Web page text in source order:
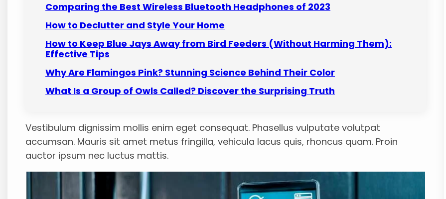
Comparing the Best Wireless Bluetooth Headphones of 2023
How to Declutter and Style Your Home
How to Keep Blue Jays Away from Bird Feeders (Without Harming Them):
Effective Tips
Why Are Flamingos Pink? Stunning Science Behind Their Color
What Is a Group of Owls Called? Discover the Surprising Truth
Vestibulum dignissim mollis enim eget consequat. Phasellus vulputate volutpat
accumsan. Mauris sit amet metus fringilla, vehicula lacus quis, rhoncus quam. Proin
auctor ipsum nec luctus mattis.